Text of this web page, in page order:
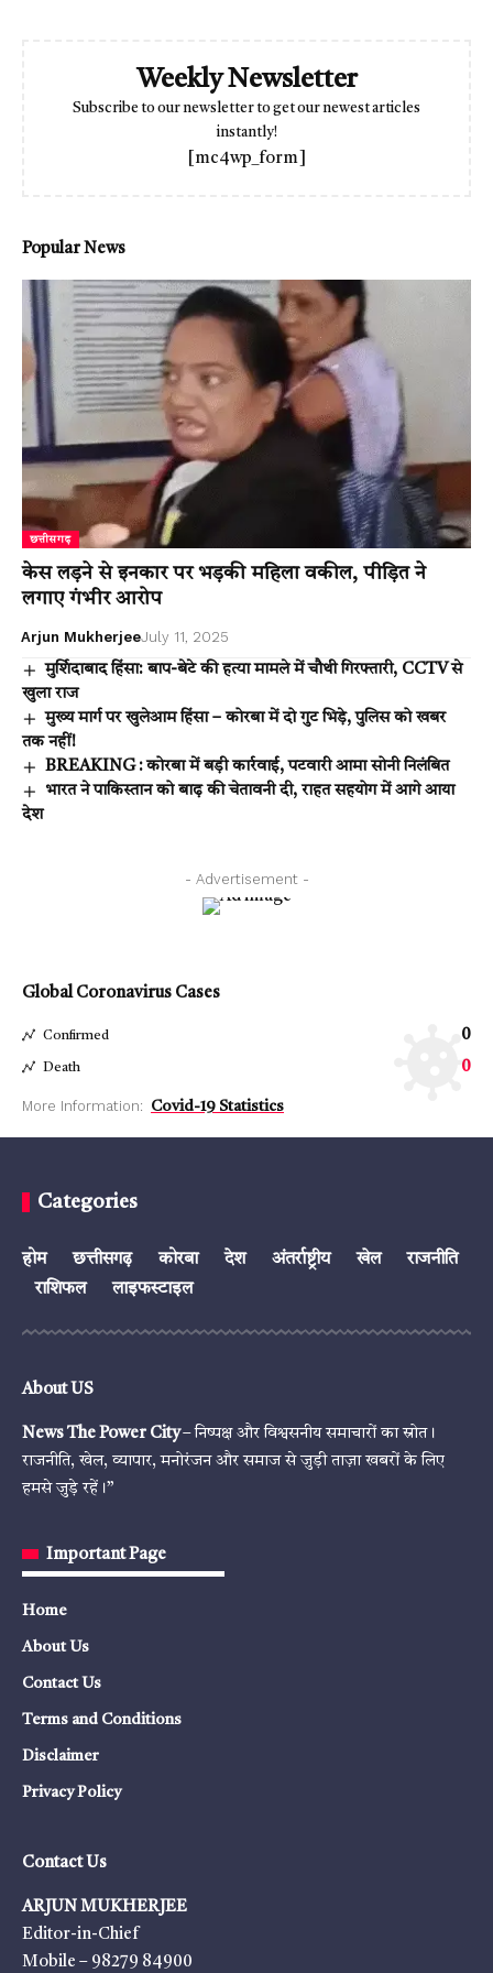
Weekly Newsletter
Subscribe to our newsletter to get our newest articles
instantly!
[mc4wp_form]
Popular News
छत्तीसगढ़
केस लड़ने से इनकार पर भड़की महिला वकील, पीड़ित ने
लगाए गंभीर आरोप
Arjun MukherjeeJuly 11, 2025
मुर्शिदाबाद हिंसा: बाप-बेटे की हत्या मामले में चौथी गिरफ्तारी, CCTV से
खुला राज
मुख्य मार्ग पर खुलेआम हिंसा – कोरबा में दो गुट भिड़े, पुलिस को खबर
तक नहीं!
BREAKING : कोरबा में बड़ी कार्रवाई, पटवारी आमा सोनी निलंबित
भारत ने पाकिस्तान को बाढ़ की चेतावनी दी, राहत सहयोग में आगे आया
देश
- Advertisement -
Global Coronavirus Cases
Confirmed 0
Death 0
More Information: Covid-19 Statistics
Categories
होम छत्तीसगढ़ कोरबा देश अंतर्राष्ट्रीय खेल
राजनीति
राशिफल
लाइफस्टाइल
About US
News The Power City– निष्पक्ष और विश्वसनीय समाचारों का स्रोत।
राजनीति, खेल, व्यापार, मनोरंजन और समाज से जुड़ी ताज़ा खबरों के लिए
हमसे जुड़े रहें।”
Important Page
Home
About Us
Contact Us
Terms and Conditions
Disclaimer
Privacy Policy
Contact Us
ARJUN MUKHERJEE
Editor-in-Chief
Mobile – 98279 84900